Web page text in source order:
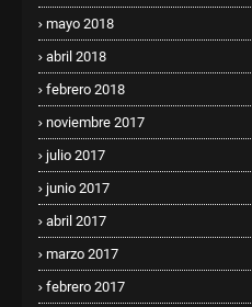
mayo 2018
abril 2018
febrero 2018
noviembre 2017
julio 2017
junio 2017
abril 2017
marzo 2017
febrero 2017